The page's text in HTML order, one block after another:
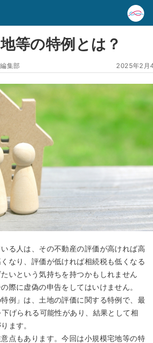
等の特例とは？
集部 2025年2月
る人は、その不動産の評価が高ければ高
なり、評価が低ければ相続税も低くなる
いという気持ちを持つかもしれません
際に虚偽の申告をしてはいけません。
特例」は、土地の評価に関する特例で、最
げられる可能性があり、結果として相
ます。
点もあります。今回は小規模宅地等の特